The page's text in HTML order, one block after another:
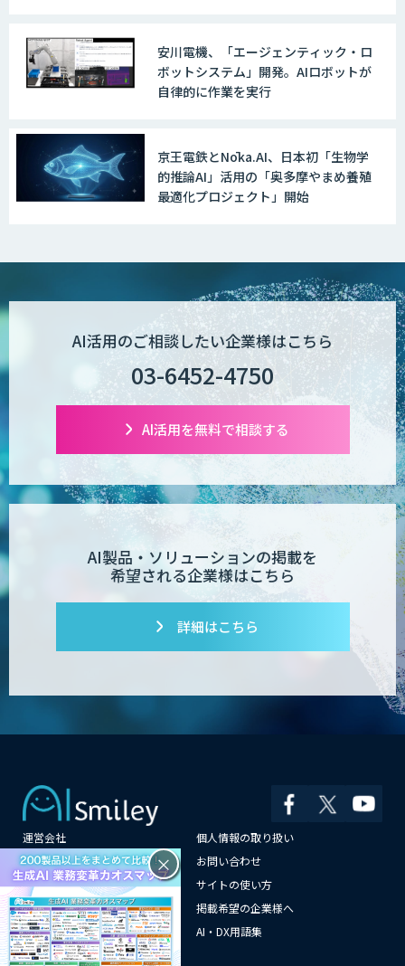
安川電機、「エージェンティック・ロ
ボットシステム」開発。AIロボットが
自律的に作業を実行
京王電鉄とNōka.AI、日本初「生物学
的推論AI」活用の「奥多摩やまめ養殖
最適化プロジェクト」開始
AI活用のご相談したい企業様はこちら
03-6452-4750
AI活用を無料で相談する
AI製品・ソリューションの掲載を
希望される企業様はこちら
詳細はこちら
運営会社
個人情報の取り扱い
よくある質問
お問い合わせ
メールマガジン登録
サイトの使い方
情報提供はこちらから
掲載希望の企業様へ
AI企業一覧
AI・DX用語集
サイトマップ
×